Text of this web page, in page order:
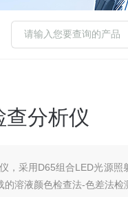
查分析仪
，采用D65组合LED光源
溶液颜色检查法-色差法检